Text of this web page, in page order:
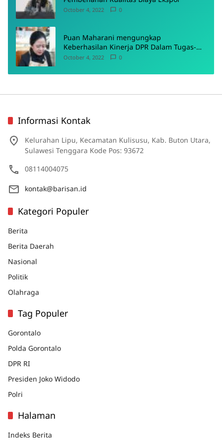
October 4, 2022 0
Puan Maharani mengungkap
Keberhasilan Kinerja DPR Dalam Tugas-
Tugas Pokoknya
October 4, 2022 0
Informasi Kontak
Kelurahan Lipu, Kecamatan Kulisusu, Kab. Buton Utara,
Sulawesi Tenggara Kode Pos: 93672
08114004075
kontak@barisan.id
Kategori Populer
Berita
Berita Daerah
Nasional
Politik
Olahraga
Tag Populer
Gorontalo
Polda Gorontalo
DPR RI
Presiden Joko Widodo
Polri
Halaman
Indeks Berita